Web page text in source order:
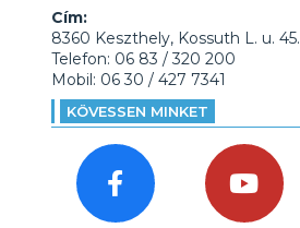
Cím:
8360 Keszthely, Kossuth L. u. 45.
Telefon: 06 83 / 320 200
Mobil: 06 30 / 427 7341
KÖVESSEN MINKET